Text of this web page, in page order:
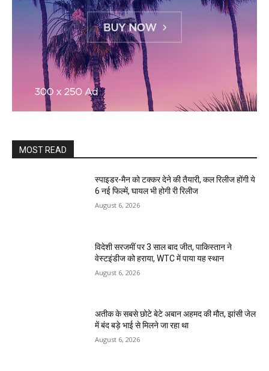
MOST READ
स्पाइडर-मैन को टक्कर देने की तैयारी, कल रिलीज होंगी ये
6 नई फिल्में, घायल भी होगी री रिलीज
August 6, 2026
विदेशी सरजमीं पर 3 साल बाद जीत, पाकिस्तान ने
वेस्टइंडीज को हराया, WTC में पाया यह स्थान
August 6, 2026
अतीक के सबसे छोटे बेटे अबान अहमद की मौत, झांसी जेल
में बंद बड़े भाई से मिलने जा रहा था
August 6, 2026